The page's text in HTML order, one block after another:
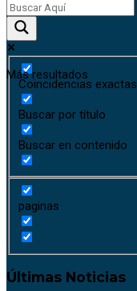
Más resultados
Coincidencias exactas
Buscar por título
Buscar en contenido
paginas
Últimas Noticias